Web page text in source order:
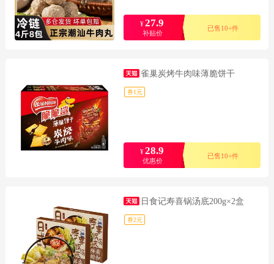
¥ 27.9
补贴价
已售10+件
雀巢炭烤牛肉味薄脆饼干
券1元
¥ 28.9
优惠价
已售10+件
日食记寿喜锅汤底200g×2盒
券2元